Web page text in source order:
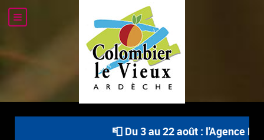
📮 Du 3 au 22 août : l'Agence